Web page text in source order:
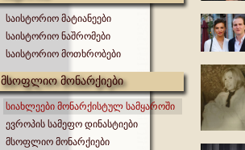
საისტორიო მატიანეები
საისტორიო ნაშრომები
საისტორიო მოთხრობები
მსოფლიო მონარქიები
სიახლეები მონარქისტულ სამყაროში
ევროპის სამეფო დინასტიები
მსოფლიო მონარქიები